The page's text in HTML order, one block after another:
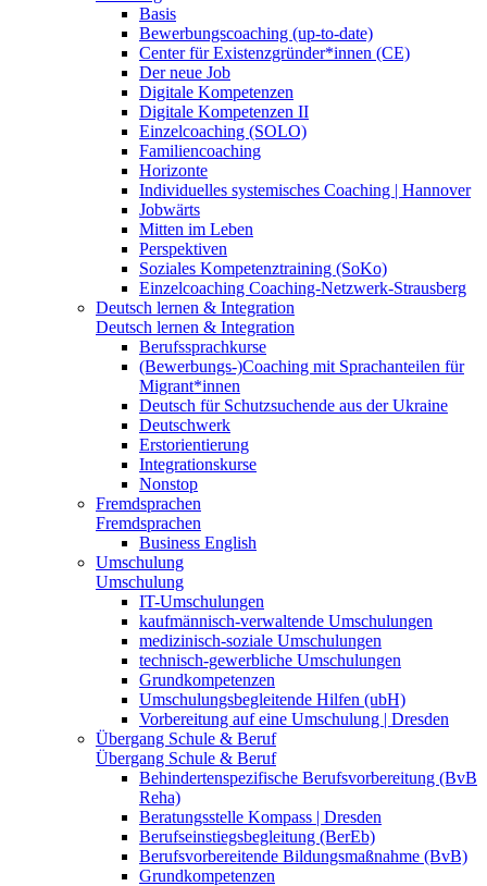
Basis
Bewerbungscoaching (up-to-date)
Center für Existenzgründer*innen (CE)
Der neue Job
Digitale Kompetenzen
Digitale Kompetenzen II
Einzelcoaching (SOLO)
Familiencoaching
Horizonte
Individuelles systemisches Coaching | Hannover
Jobwärts
Mitten im Leben
Perspektiven
Soziales Kompetenztraining (SoKo)
Einzelcoaching Coaching-Netzwerk-Strausberg
Deutsch lernen & Integration
Deutsch lernen & Integration
Berufssprachkurse
(Bewerbungs-)Coaching mit Sprachanteilen für
Migrant*innen
Deutsch für Schutzsuchende aus der Ukraine
Deutschwerk
Erstorientierung
Integrationskurse
Nonstop
Fremdsprachen
Fremdsprachen
Business English
Umschulung
Umschulung
IT-Umschulungen
kaufmännisch-verwaltende Umschulungen
medizinisch-soziale Umschulungen
technisch-gewerbliche Umschulungen
Grundkompetenzen
Umschulungsbegleitende Hilfen (ubH)
Vorbereitung auf eine Umschulung | Dresden
Übergang Schule & Beruf
Übergang Schule & Beruf
Behindertenspezifische Berufsvorbereitung (BvB
Reha)
Beratungsstelle Kompass | Dresden
Berufseinstiegsbegleitung (BerEb)
Berufsvorbereitende Bildungsmaßnahme (BvB)
Grundkompetenzen